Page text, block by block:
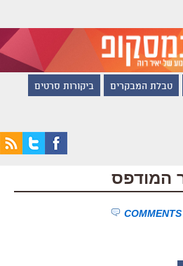
טבלת המבקרים ביקורות סרטים